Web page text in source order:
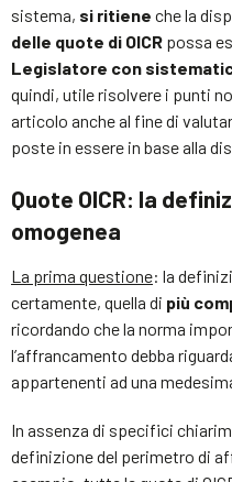
sistema, si ritiene che la
delle quote di OICR possa
Legislatore con
quindi, utile risolvere i punti
articolo anche al fine di
poste in essere in base alla
Quote OICR: la
omogenea
La prima questione: la
certamente, quella di più
ricordando che la norma
l’affrancamento debba
appartenenti ad una
In assenza di specifici
definizione del perimetro di